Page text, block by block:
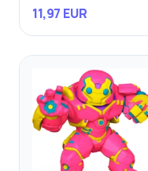
Exclusivo
11,97 EUR